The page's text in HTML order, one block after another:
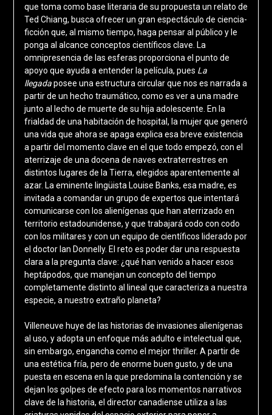
que toma como base literaria de su propuesta un relato de
Ted Chiang, busca ofrecer un gran espectáculo de ciencia-
ficción que, al mismo tiempo, haga pensar al público y le
ponga al alcance conceptos científicos clave. La
omnipresencia de las esferas proporciona el punto de
apoyo que ayuda a entender la película, pues La
llegadaposee una estructura circular que nos es narrada a
partir de un hecho traumático, como es ver a una madre
junto al lecho de muerte de su hija adolescente. En la
frialdad de una habitación de hospital, la mujer que generó
una vida que ahora se apaga explica esa breve existencia
a partir del momento clave en el que todo empezó, con el
aterrizaje de una docena de naves extraterrestres en
distintos lugares de la Tierra, elegidos aparentemente al
azar. La eminente lingüista Louise Banks, esa madre, es
invitada a comandar un grupo de expertos que intentará
comunicarse con los alienígenas que han aterrizado en
territorio estadounidense, y que trabajará codo con codo
con los militares y con un equipo de científicos liderado por
el doctor Ian Donnelly. El reto es poder dar una respuesta
clara a la pregunta clave: ¿qué han venido a hacer esos
heptápodos, que manejan un concepto del tiempo
completamente distinto al lineal que caracteriza a nuestra
especie, a nuestro extraño planeta?
Villeneuve huye de las historias de invasiones alienígenas
al uso, y adopta un enfoque más adulto e intelectual que,
sin embargo, engancha como el mejor thriller. A partir de
una estética fría, pero de enorme buen gusto, y de una
puesta en escena en la que predomina la contención y se
dejan los golpes de efecto para los momentos narrativos
clave de la historia, el director canadiense utiliza a las